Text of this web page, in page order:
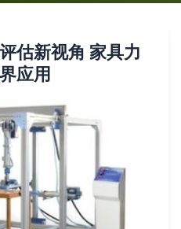
估新视角 家具力
应用